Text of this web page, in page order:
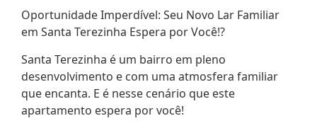
Oportunidade Imperdível: Seu Novo Lar Familiar
em Santa Terezinha Espera por Você!?
Santa Terezinha é um bairro em pleno
desenvolvimento e com uma atmosfera familiar
que encanta. E é nesse cenário que este
apartamento espera por você!